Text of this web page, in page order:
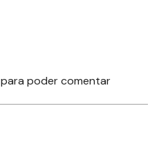
para poder comentar